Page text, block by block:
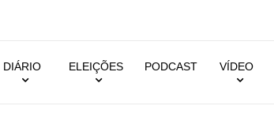
Besteiros integra festas dos bombeiros
DIÁRIO ELEIÇÕES PODCAST VÍDEO